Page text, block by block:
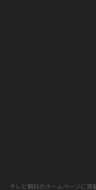
テレビ朝日のホームページに掲